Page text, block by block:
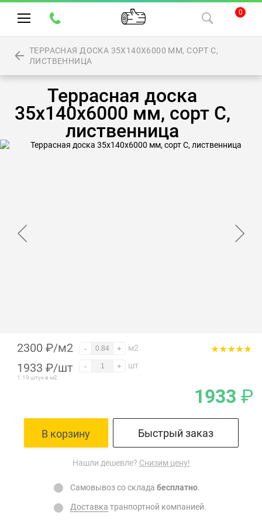
0
ТЕРРАСНАЯ ДОСКА 35Х140Х6000 ММ, СОРТ С,
ЛИСТВЕННИЦА
Террасная доска
35х140х6000 мм, сорт С,
лиственница
2300 ₽/м2 - + м2
1933 ₽/шт
1.19 штук в м2
- + шт
1933 ₽
В корзину Быстрый заказ
Нашли дешевле? Снизим цену!
Самовывоз со склада бесплатно.
Доставка транпортной компанией.